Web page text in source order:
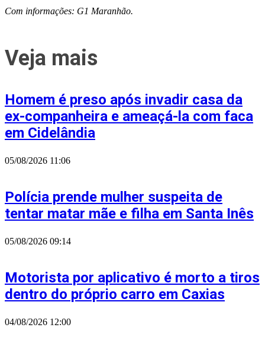
Com informações: G1 Maranhão.
Veja mais
Homem é preso após invadir casa da
ex-companheira e ameaçá-la com faca
em Cidelândia
05/08/2026 11:06
Polícia prende mulher suspeita de
tentar matar mãe e filha em Santa Inês
05/08/2026 09:14
Motorista por aplicativo é morto a tiros
dentro do próprio carro em Caxias
04/08/2026 12:00